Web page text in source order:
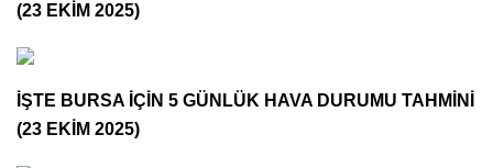
(23 EKİM 2025)
İŞTE BURSA İÇİN 5 GÜNLÜK HAVA DURUMU TAHMİNİ
(23 EKİM 2025)